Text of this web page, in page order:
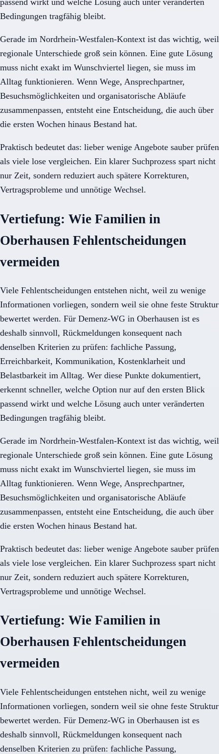
passend wirkt und welche Lösung auch unter veränderten
Bedingungen tragfähig bleibt.
Gerade im Nordrhein-Westfalen-Kontext ist das wichtig, weil
regionale Unterschiede groß sein können. Eine gute Lösung
muss nicht exakt im Wunschviertel liegen, sie muss im
Alltag funktionieren. Wenn Wege, Ansprechpartner,
Besuchsmöglichkeiten und organisatorische Abläufe
zusammenpassen, entsteht eine Entscheidung, die auch über
die ersten Wochen hinaus Bestand hat.
Praktisch bedeutet das: lieber wenige Angebote sauber prüfen
als viele lose vergleichen. Ein klarer Suchprozess spart nicht
nur Zeit, sondern reduziert auch spätere Korrekturen,
Vertragsprobleme und unnötige Wechsel.
Vertiefung: Wie Familien in
Oberhausen Fehlentscheidungen
vermeiden
Viele Fehlentscheidungen entstehen nicht, weil zu wenige
Informationen vorliegen, sondern weil sie ohne feste Struktur
bewertet werden. Für Demenz-WG in Oberhausen ist es
deshalb sinnvoll, Rückmeldungen konsequent nach
denselben Kriterien zu prüfen: fachliche Passung,
Erreichbarkeit, Kommunikation, Kostenklarheit und
Belastbarkeit im Alltag. Wer diese Punkte dokumentiert,
erkennt schneller, welche Option nur auf den ersten Blick
passend wirkt und welche Lösung auch unter veränderten
Bedingungen tragfähig bleibt.
Gerade im Nordrhein-Westfalen-Kontext ist das wichtig, weil
regionale Unterschiede groß sein können. Eine gute Lösung
muss nicht exakt im Wunschviertel liegen, sie muss im
Alltag funktionieren. Wenn Wege, Ansprechpartner,
Besuchsmöglichkeiten und organisatorische Abläufe
zusammenpassen, entsteht eine Entscheidung, die auch über
die ersten Wochen hinaus Bestand hat.
Praktisch bedeutet das: lieber wenige Angebote sauber prüfen
als viele lose vergleichen. Ein klarer Suchprozess spart nicht
nur Zeit, sondern reduziert auch spätere Korrekturen,
Vertragsprobleme und unnötige Wechsel.
Vertiefung: Wie Familien in
Oberhausen Fehlentscheidungen
vermeiden
Viele Fehlentscheidungen entstehen nicht, weil zu wenige
Informationen vorliegen, sondern weil sie ohne feste Struktur
bewertet werden. Für Demenz-WG in Oberhausen ist es
deshalb sinnvoll, Rückmeldungen konsequent nach
denselben Kriterien zu prüfen: fachliche Passung,